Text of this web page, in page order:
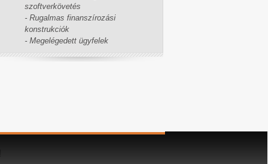
szoftverkövetés
- Rugalmas finanszírozási
konstrukciók
- Megelégedett ügyfelek